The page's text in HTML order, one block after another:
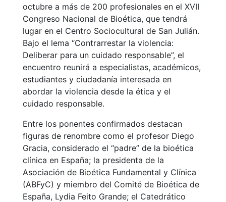
octubre a más de 200 profesionales en el XVII
Congreso Nacional de Bioética, que tendrá
lugar en el Centro Sociocultural de San Julián.
Bajo el lema “Contrarrestar la violencia:
Deliberar para un cuidado responsable”, el
encuentro reunirá a especialistas, académicos,
estudiantes y ciudadanía interesada en
abordar la violencia desde la ética y el
cuidado responsable.
Entre los ponentes confirmados destacan
figuras de renombre como el profesor Diego
Gracia, considerado el “padre” de la bioética
clínica en España; la presidenta de la
Asociación de Bioética Fundamental y Clínica
(ABFyC) y miembro del Comité de Bioética de
España, Lydia Feito Grande; el Catedrático